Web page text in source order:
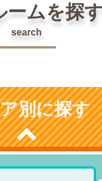
ームを探
search
別に探す